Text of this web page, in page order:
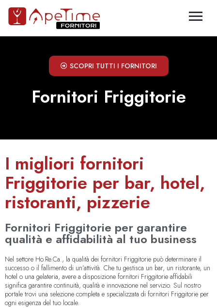
SCOPRI TUTTI I FORNITORI
Fornitori Friggitorie
I migliori fornitori
Friggitorie per bar, hotel,
ristoranti, pizzerie
Fornitori Friggitorie per garantire
qualità e affidabilità al tuo business
Nel settore Ho.Re.Ca., la qualità dei fornitori Friggitorie può determinare il
successo o il fallimento di un’attività. Che tu gestisca un bar, un ristorante, un
hotel o una gelateria, avere a disposizione fornitori Friggitorie affidabili
significa garantire continuità, qualità e innovazione nel servizio. Sul nostro
portale trovi una selezione completa e specializzata di fornitori Friggitorie per
ogni esigenza del tuo locale.